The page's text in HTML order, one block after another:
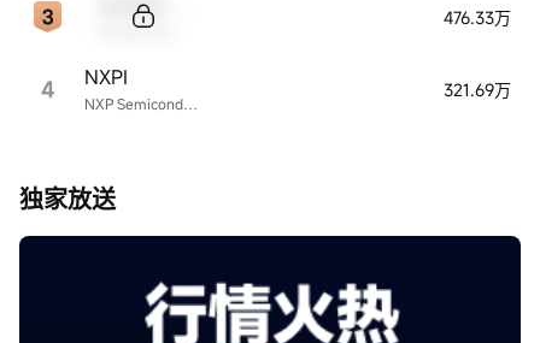
476.33万
4 NXP Semiconductors
NXPI 321.69万
独家放送